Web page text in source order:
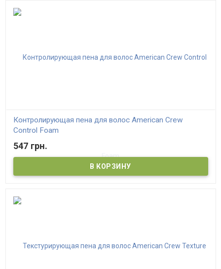
Контролирующая пена для волос American Crew
Control Foam
547 грн.